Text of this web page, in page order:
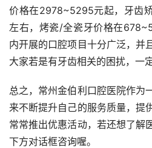
价格在2978~5295元起，牙齿
左右，烤瓷/全瓷牙价格在
内开展的口腔项目十分广泛，并
大家若是有牙齿相关的困扰，一
总之，常州金伯利口腔医院作为
来不断提升自己的服务质量，提
常常推出优惠活动，若还想了解
下方对话框咨询喔。